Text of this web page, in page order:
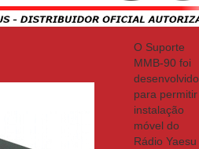
O Suporte
MMB-90 foi
desenvolvido
para
instalação
móvel do
Rádio Yaesu